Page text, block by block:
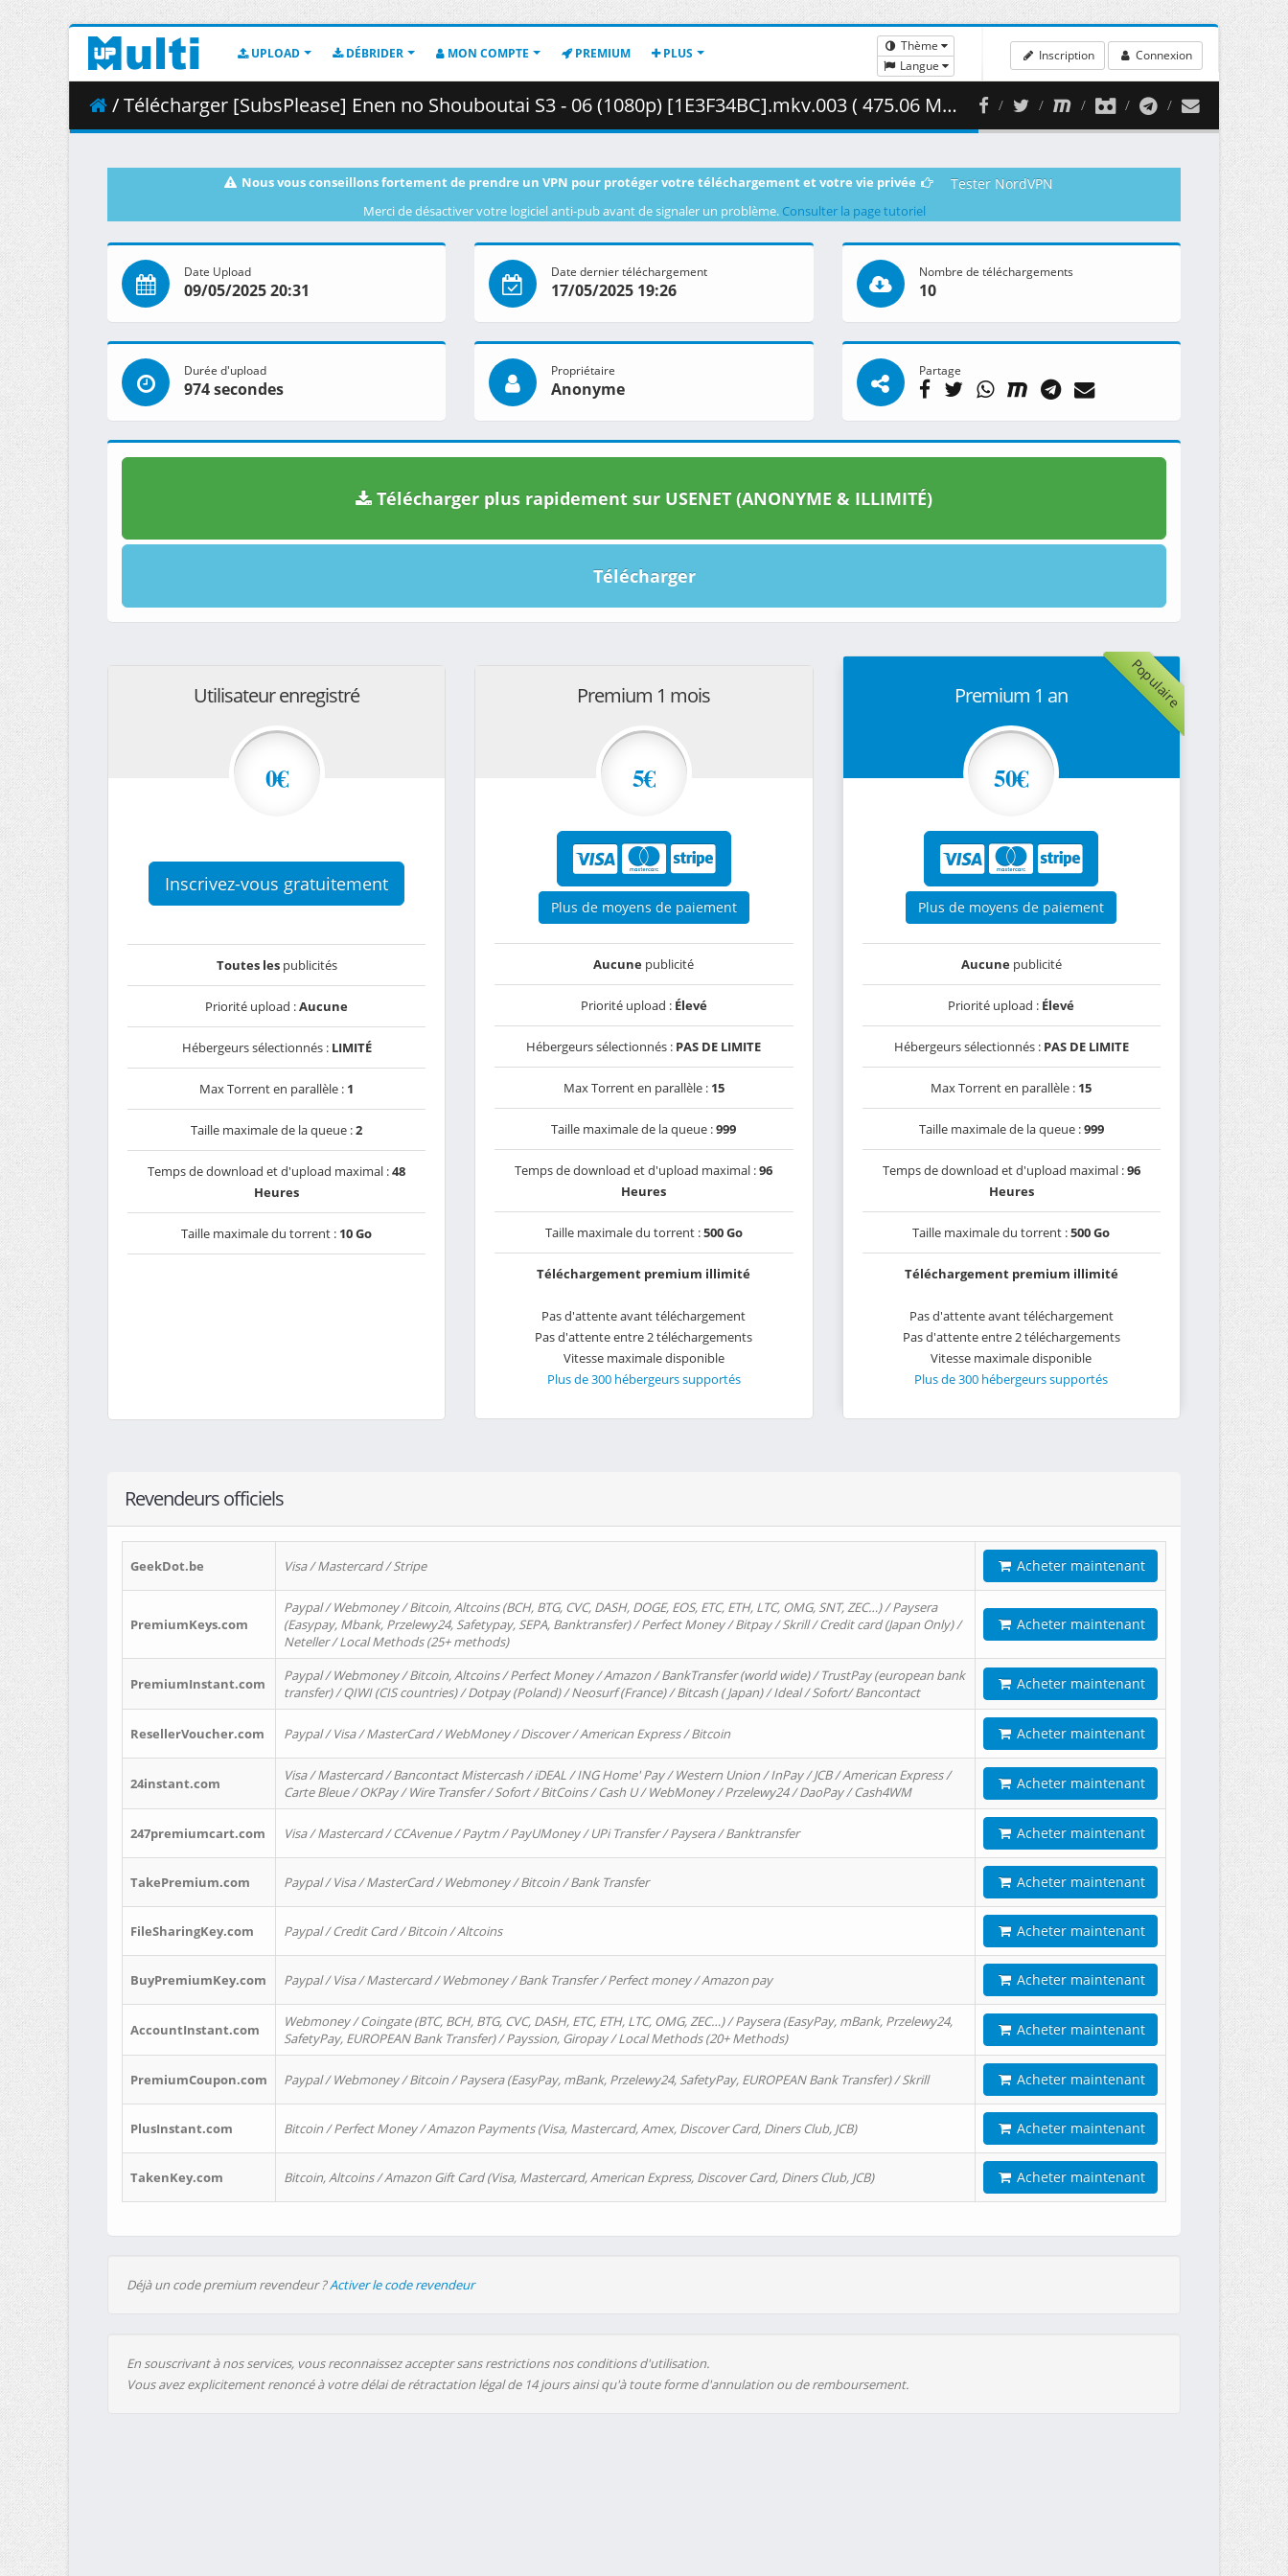
UPLOAD DÉBRIDER MON COMPTE PREMIUM PLUS
Thème
Langue
Inscription Connexion
/ Télécharger [SubsPlease] Enen no Shouboutai S3 - 06 (1080p) [1E3F34BC].mkv.003 ( 475.06 MB )
Nous vous conseillons fortement de prendre un VPN pour protéger votre téléchargement et votre vie privée Tester NordVPN
Merci de désactiver votre logiciel anti-pub avant de signaler un problème. Consulter la page tutoriel
Date Upload
09/05/2025 20:31
Date dernier téléchargement
17/05/2025 19:26
Nombre de téléchargements
10
Durée d'upload
974 secondes
Propriétaire
Anonyme
Partage
Télécharger plus rapidement sur USENET (ANONYME & ILLIMITÉ)
Télécharger
Utilisateur enregistré
0€
Inscrivez-vous gratuitement
Toutes lespublicités
Priorité upload :Aucune
Hébergeurs sélectionnés : LIMITÉ
Max Torrent en parallèle : 1
Taille maximale de la queue :2
Temps de download et d'upload maximal :48
Heures
Taille maximale du torrent : 10 Go
Premium 1 mois
5€
Plus de moyens de paiement
Aucune publicité
Priorité upload : Élevé
Hébergeurs sélectionnés : PAS DE LIMITE
Max Torrent en parallèle : 15
Taille maximale de la queue :999
Temps de download et d'upload maximal :96
Heures
Taille maximale du torrent :500 Go
Téléchargement premium illimité
Pas d'attente avant téléchargement
Pas d'attente entre 2 téléchargements
Vitesse maximale disponible
Plus de 300 hébergeurs supportés
Populaire
Premium 1 an
50€
Plus de moyens de paiement
Aucunepublicité
Priorité upload : Élevé
Hébergeurs sélectionnés : PAS DE LIMITE
Max Torrent en parallèle : 15
Taille maximale de la queue :999
Temps de download et d'upload maximal :96
Heures
Taille maximale du torrent :500 Go
Téléchargement premium illimité
Pas d'attente avant téléchargement
Pas d'attente entre 2 téléchargements
Vitesse maximale disponible
Plus de 300 hébergeurs supportés
Revendeurs officiels
GeekDot.be Visa / Mastercard / Stripe Acheter maintenant
PremiumKeys.com
Paypal / Webmoney / Bitcoin, Altcoins (BCH, BTG, CVC, DASH, DOGE, EOS, ETC, ETH, LTC, OMG, SNT, ZEC…) / Paysera
(Easypay, Mbank, Przelewy24, Safetypay, SEPA, Banktransfer) / Perfect Money / Bitpay / Skrill / Credit card (Japan Only) /
Neteller / Local Methods (25+ methods)
Acheter maintenant
PremiumInstant.com
Paypal / Webmoney / Bitcoin, Altcoins / Perfect Money / Amazon / BankTransfer (world wide) / TrustPay (european bank
transfer) / QIWI (CIS countries) / Dotpay (Poland) / Neosurf (France) / Bitcash ( Japan) / Ideal / Sofort/ Bancontact
Acheter maintenant
ResellerVoucher.com Paypal / Visa / MasterCard / WebMoney / Discover / American Express / Bitcoin Acheter maintenant
24instant.com
Visa / Mastercard / Bancontact Mistercash / iDEAL / ING Home' Pay / Western Union / InPay / JCB / American Express /
Carte Bleue / OKPay / Wire Transfer / Sofort / BitCoins / Cash U / WebMoney / Przelewy24 / DaoPay / Cash4WM
Acheter maintenant
247premiumcart.com Visa / Mastercard / CCAvenue / Paytm / PayUMoney / UPi Transfer / Paysera / Banktransfer Acheter maintenant
TakePremium.com Paypal / Visa / MasterCard / Webmoney / Bitcoin / Bank Transfer Acheter maintenant
FileSharingKey.com Paypal / Credit Card / Bitcoin / Altcoins Acheter maintenant
BuyPremiumKey.com Paypal / Visa / Mastercard / Webmoney / Bank Transfer / Perfect money / Amazon pay Acheter maintenant
AccountInstant.com
Webmoney / Coingate (BTC, BCH, BTG, CVC, DASH, ETC, ETH, LTC, OMG, ZEC…) / Paysera (EasyPay, mBank, Przelewy24,
SafetyPay, EUROPEAN Bank Transfer) / Payssion, Giropay / Local Methods (20+ Methods)
Acheter maintenant
PremiumCoupon.com Paypal / Webmoney / Bitcoin / Paysera (EasyPay, mBank, Przelewy24, SafetyPay, EUROPEAN Bank Transfer) / Skrill Acheter maintenant
PlusInstant.com Bitcoin / Perfect Money / Amazon Payments (Visa, Mastercard, Amex, Discover Card, Diners Club, JCB) Acheter maintenant
TakenKey.com Bitcoin, Altcoins / Amazon Gift Card (Visa, Mastercard, American Express, Discover Card, Diners Club, JCB) Acheter maintenant
Déjà un code premium revendeur ?Activer le code revendeur
En souscrivant à nos services, vous reconnaissez accepter sans restrictions nos conditions d'utilisation.
Vous avez explicitement renoncé à votre délai de rétractation légal de 14 jours ainsi qu'à toute forme d'annulation ou de remboursement.